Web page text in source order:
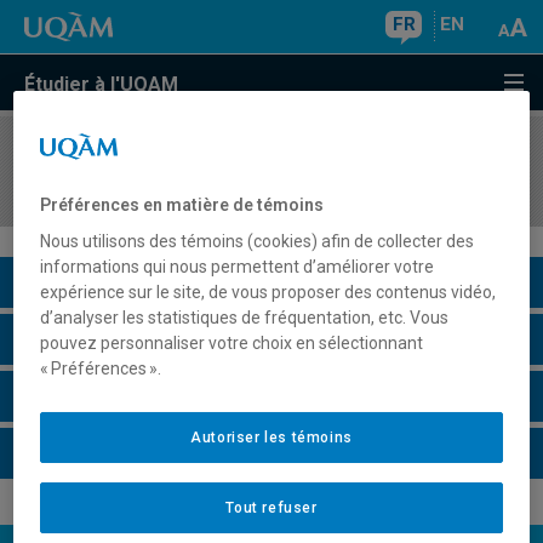
FR EN
Étudier à l'UQAM
COURS//
Description du cours
Horaire - Été 2026
Préférences en matière de témoins
Nous utilisons des témoins (cookies) afin de collecter des
informations qui nous permettent d’améliorer votre
expérience sur le site, de vous proposer des contenus vidéo,
d’analyser les statistiques de fréquentation, etc. Vous
pouvez personnaliser votre choix en sélectionnant
« Préférences ».
Tout refuser
Autoriser les témoins